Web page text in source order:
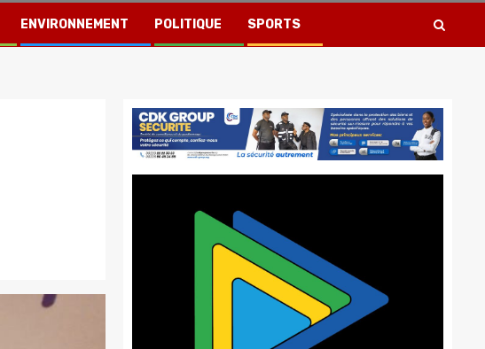
ENVIRONNEMENT POLITIQUE SPORTS